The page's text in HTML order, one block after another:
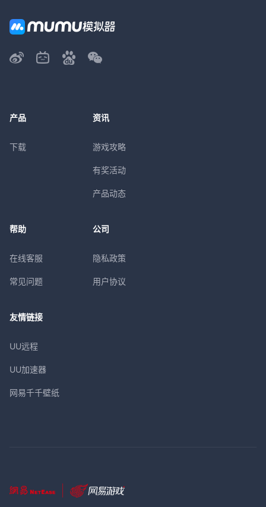
产品
下载
资讯
游戏攻略
有奖活动
产品动态
帮助
在线客服
常见问题
公司
隐私政策
用户协议
友情链接
UU远程
UU加速器
网易千千壁纸